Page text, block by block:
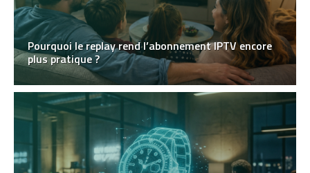
Pourquoi le replay rend l’abonnement IPTV encore
plus pratique ?